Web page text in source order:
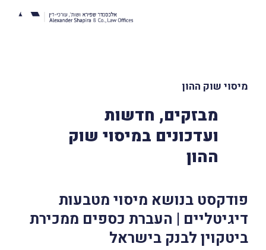
מיסוי שוק ההון
מבזקים, חדשות
ועדכונים במיסוי שוק
ההון
פודקסט בנושא מיסוי מטבעות
דיגיטליים | העברת כספים ממכירת
ביטקוין לבנק בישראל